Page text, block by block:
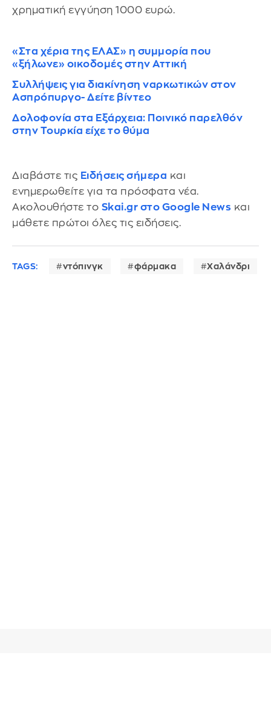
χρηματική εγγύηση 1000 ευρώ.
«Στα χέρια της ΕΛΑΣ» η συμμορία που
«ξήλωνε» οικοδομές στην Αττική
Συλλήψεις για διακίνηση ναρκωτικών στον
Ασπρόπυργο- Δείτε βίντεο
Δολοφονία στα Εξάρχεια: Ποινικό παρελθόν
στην Τουρκία είχε το θύμα
Διαβάστε τις Ειδήσεις σήμερα και
ενημερωθείτε για τα πρόσφατα νέα.
Ακολουθήστε το Skai.gr στο Google News και
μάθετε πρώτοι όλες τις ειδήσεις.
TAGS: ντόπινγκ φάρμακα Χαλάνδρι